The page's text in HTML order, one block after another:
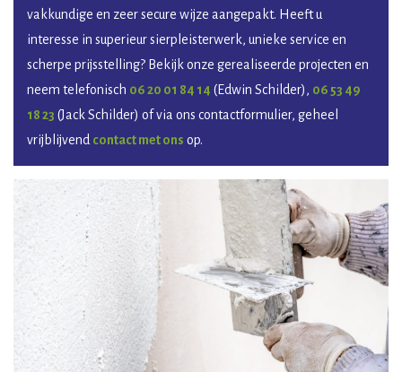
vakkundige en zeer secure wijze aangepakt. Heeft u
interesse in superieur sierpleisterwerk, unieke service en
scherpe prijsstelling? Bekijk onze gerealiseerde projecten en
neem telefonisch 06 20 01 84 14 (Edwin Schilder), 06 53 49
18 23 (Jack Schilder) of via ons contactformulier, geheel
vrijblijvend contact met ons op.